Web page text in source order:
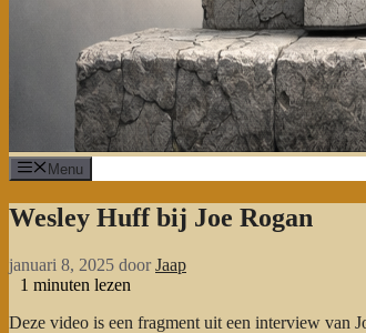
Menu
Wesley Huff bij Joe Rogan
januari 8, 2025 doorJaap
1 minuten lezen
Deze video is een fragment uit een interview van